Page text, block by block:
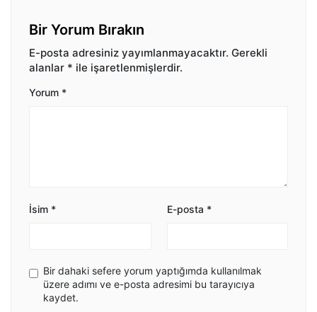
Bir Yorum Bırakın
E-posta adresiniz yayımlanmayacaktır. Gerekli
alanlar * ile işaretlenmişlerdir.
Yorum *
İsim * E-posta *
Bir dahaki sefere yorum yaptığımda kullanılmak
üzere adımı ve e-posta adresimi bu tarayıcıya
kaydet.